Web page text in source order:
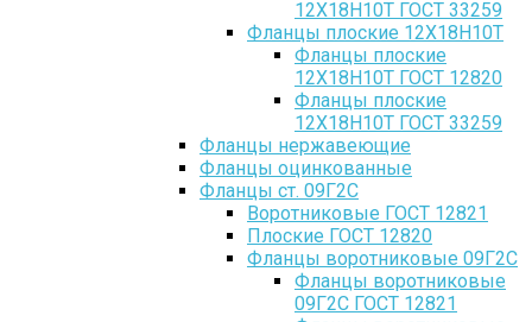
12Х18Н10Т ГОСТ 33259
Фланцы плоские 12Х18Н10Т
Фланцы плоские
12Х18Н10Т ГОСТ 12820
Фланцы плоские
12Х18Н10Т ГОСТ 33259
Фланцы нержавеющие
Фланцы оцинкованные
Фланцы ст. 09Г2С
Воротниковые ГОСТ 12821
Плоские ГОСТ 12820
Фланцы воротниковые 09Г2С
Фланцы воротниковые
09Г2С ГОСТ 12821